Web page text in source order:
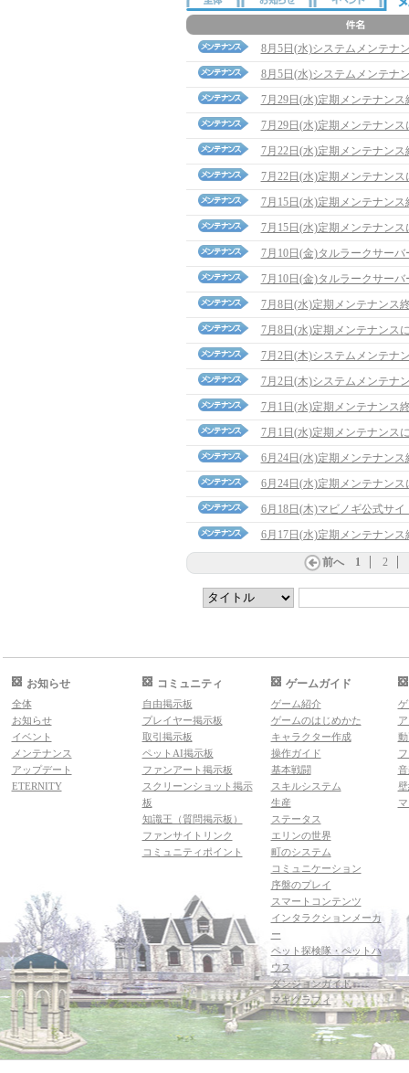
8月5日(水)システムメンテナ
8月5日(水)システムメンテナ
7月29日(水)定期メンテナン
7月29日(水)定期メンテナンス
7月22日(水)定期メンテナン
7月22日(水)定期メンテナンス
7月15日(水)定期メンテナン
7月15日(水)定期メンテナンス
7月10日(金)タルラークサー
7月10日(金)タルラークサー
7月8日(水)定期メンテナンス
7月8日(水)定期メンテナンス
7月2日(木)システムメンテナ
7月2日(木)システムメンテナ
7月1日(水)定期メンテナンス
7月1日(水)定期メンテナンス
6月24日(水)定期メンテナン
6月24日(水)定期メンテナンス
6月18日(木)マビノギ公式サ
6月17日(水)定期メンテナン
前へ 1 2
お知らせ
全体
お知らせ
イベント
メンテナンス
アップデート
ETERNITY
コミュニティ
自由掲示板
プレイヤー掲示板
取引掲示板
ペットAI掲示板
ファンアート掲示板
スクリーンショット掲示
板
知識王（質問掲示板）
ファンサイトリンク
コミュニティポイント
ゲームガイド
ゲーム紹介
ゲームのはじめかた
キャラクター作成
操作ガイド
基本戦闘
スキルシステム
生産
ステータス
エリンの世界
町のシステム
コミュニケーション
序盤のプレイ
スマートコンテンツ
インタラクションメーカ
ー
ペット探検隊・ペットハ
ウス
ダンジョンガイド
マギグラフィ